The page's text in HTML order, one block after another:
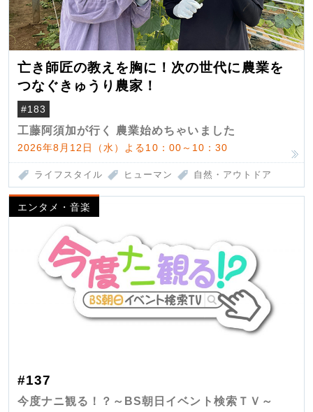
亡き師匠の教えを胸に！次の世代に農業を
つなぐきゅうり農家！
#183
工藤阿須加が行く 農業始めちゃいました
2026年8月12日（水）よる10：00～10：30
ライフスタイル ヒューマン 自然・アウトドア
エンタメ・音楽
#137
今度ナニ観る！？～BS朝日イベント検索ＴＶ～